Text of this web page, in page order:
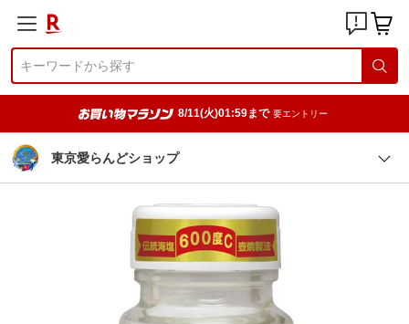
8/11(火)01:59まで 要エントリー
東京愛らんどショップ